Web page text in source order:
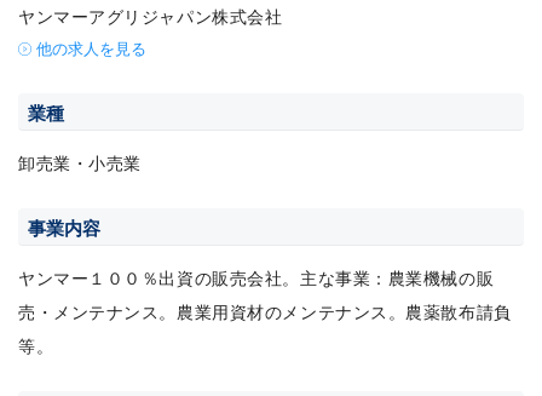
ヤンマーアグリジャパン株式会社
他の求人を見る
業種
卸売業・小売業
事業内容
ヤンマー１００％出資の販売会社。主な事業：農業機械の販
売・メンテナンス。農業用資材のメンテナンス。農薬散布請負
等。